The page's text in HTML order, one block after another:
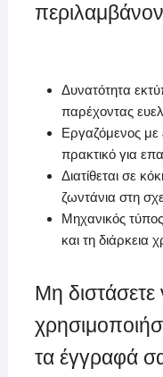
Δυνατότητα
παρέχοντας
Εργαζόμενος με
πρακτικό για
Διατίθεται σε
ζωντάνια στη
Μηχανικός
και τη διάρκεια
Μη διστάσετε
τα έγγραφά